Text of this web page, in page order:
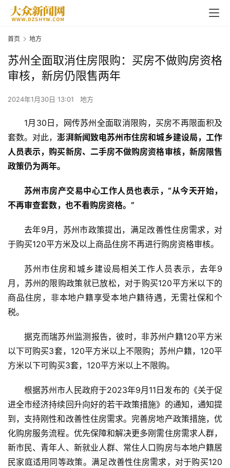
首
页
资
讯
首页 地方
苏州全面取消住房限购：买房不做购房资格
审核，新房仍限售两年
2024年1月30日 13:01 地方
1月30日，网传苏州 全面取消限购，买房不再限面积及
套数。对此，澎湃新闻致电苏州市住房和城乡建设局，工作
人员表示，购买新房、二手房不做购房资格审核，新房限售
政策仍为两年。
苏州市房产交易中心工作人员也表示，“从今天开始，
不再审查套数，也不看购房资格。”
去年9月，苏州市政策提出，满足改善性住房需求，对
于购买120平方米及以上商品住房不再进行购房资格审核。
苏州市住房和城乡建设局相关工作人员表示，去年9
月，苏州的限购政策就已放松，对于购买120平方米以下的
商品住房，非本地户籍享受本地户籍待遇，无需社保和个
税。
据克而瑞苏州监测报告，彼时，非苏州户籍120平方米
以下可购买3套，120平方米以上不限购；苏州户籍，120平
方米以下可购买3套，120平方米以上不限购。
根据苏州市人民政府于2023年9月11日发布的《关于促
进全市经济持续回升向好的若干政策措施》的通知，通知提
到，支持刚性和改善性住房需求。完善房地产政策措施，优
化购房服务流程。优先保障和解决更多刚需住房需求人群，
新市民、青年人、新就业人群、常住人口购房与本地户籍居
民家庭适用同等政策。满足改善性住房需求，对于购买120